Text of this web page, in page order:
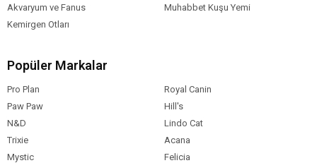
Akvaryum ve Fanus
Muhabbet Kuşu Yemi
Kemirgen Otları
Popüler Markalar
Pro Plan
Royal Canin
Paw Paw
Hill's
N&D
Lindo Cat
Trixie
Acana
Mystic
Felicia